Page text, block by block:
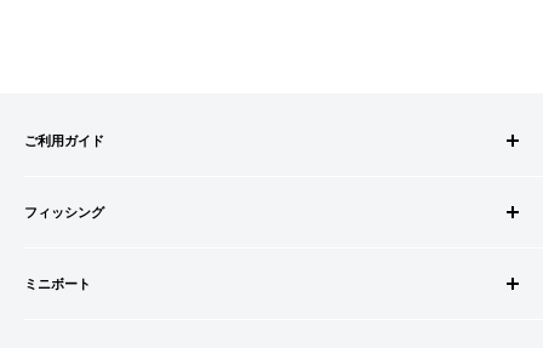
ご利用ガイド
お支払方法
キャンセル・返品について
フィッシング
ロッド
ミニボート